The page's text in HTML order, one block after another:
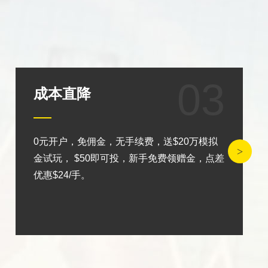
成本直降
0元开户，免佣金，无手续费，送$20万模拟
金试玩， $50即可投，新手免费领赠金，点差
优惠$24/手。